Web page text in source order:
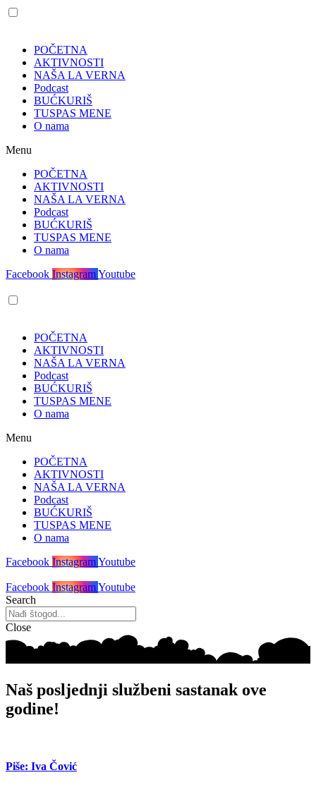
POČETNA
AKTIVNOSTI
NAŠA LA VERNA
Podcast
BUĆKURIŠ
TUSPAS MENE
O nama
Menu
POČETNA
AKTIVNOSTI
NAŠA LA VERNA
Podcast
BUĆKURIŠ
TUSPAS MENE
O nama
Facebook InstagramYoutube
POČETNA
AKTIVNOSTI
NAŠA LA VERNA
Podcast
BUĆKURIŠ
TUSPAS MENE
O nama
Menu
POČETNA
AKTIVNOSTI
NAŠA LA VERNA
Podcast
BUĆKURIŠ
TUSPAS MENE
O nama
Facebook InstagramYoutube
Facebook InstagramYoutube
Search
Close
Naš posljednji službeni sastanak ove
godine!
Piše: Iva Čović